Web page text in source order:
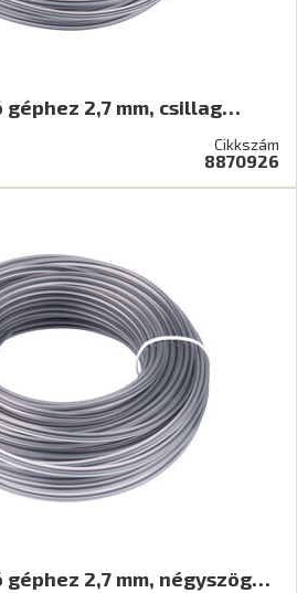
2,7 mm, csillag…
Cikkszám
8870926
2,7 mm, négyszög…